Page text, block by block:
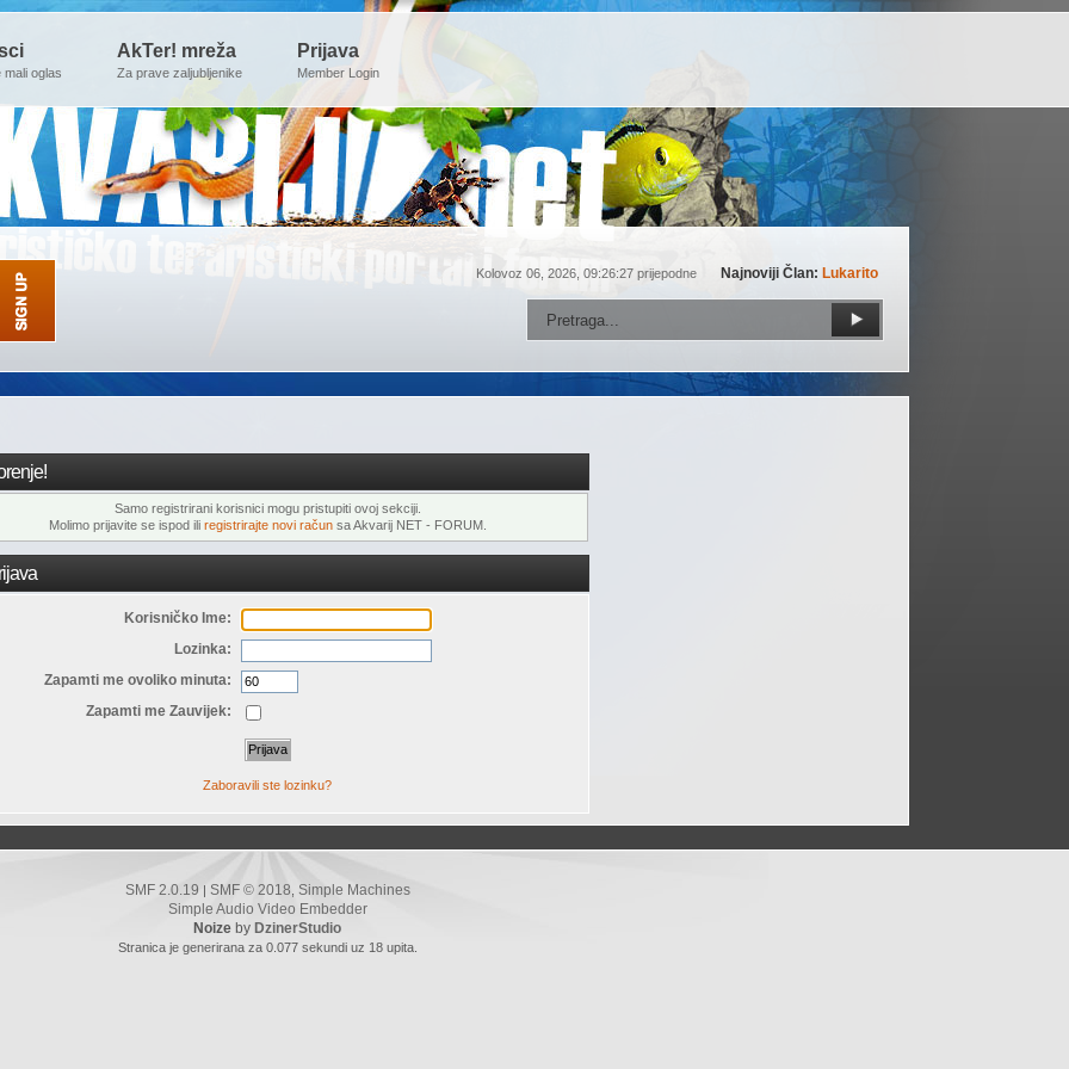
mali oglas
AkTer! mreža
Za prave zaljubljenike
Prijava
Member Login
Kolovoz 06, 2026, 09:26:27 prijepodne Najnoviji Član: Lukarito
Samo registrirani korisnici mogu pristupiti ovoj sekciji.
Molimo prijavite se ispod ili registrirajte novi računsa Akvarij NET - FORUM.
Korisničko Ime:
Lozinka:
Zapamti me ovoliko minuta:
Zapamti me Zauvijek:
Zaboravili ste lozinku?
SMF 2.0.19 SMF © 2018 Simple Machines
Simple Audio Video Embedder
Noize by DzinerStudio
Stranica je generirana za 0.077 sekundi uz 18 upita.